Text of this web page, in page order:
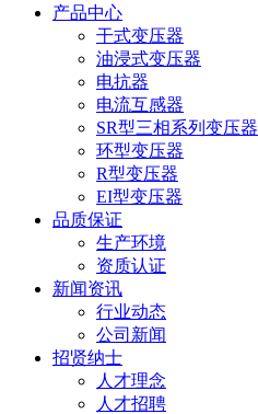
产品中心
干式变压器
油浸式变压器
电抗器
电流互感器
SR型三相系列变压器
环型变压器
R型变压器
EI型变压器
品质保证
生产环境
资质认证
新闻资讯
行业动态
公司新闻
招贤纳士
人才理念
人才招聘